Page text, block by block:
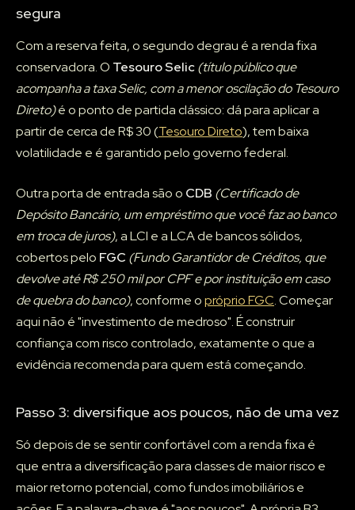
segura
Com a reserva feita, o segundo degrau é a renda fixa
conservadora. O Tesouro Selic(título público que
acompanha a taxa Selic, com a menor oscilação do Tesouro
Direto)é o ponto de partida clássico: dá para aplicar a
partir de cerca de R$ 30 (Tesouro Direto), tem baixa
volatilidade e é garantido pelo governo federal.
Outra porta de entrada são o CDB (Certificado de
Depósito Bancário, um empréstimo que você faz ao banco
em troca de juros), a LCI e a LCA de bancos sólidos,
cobertos pelo FGC (Fundo Garantidor de Créditos, que
devolve até R$ 250 mil por CPF e por instituição em caso
de quebra do banco), conforme opróprio FGC. Começar
aqui não é "investimento de medroso". É construir
confiança com risco controlado, exatamente o que a
evidência recomenda para quem está começando.
Passo 3: diversifique aos poucos, não de uma vez
Só depois de se sentir confortável com a renda fixa é
que entra a diversificação para classes de maior risco e
maior retorno potencial, como fundos imobiliários e